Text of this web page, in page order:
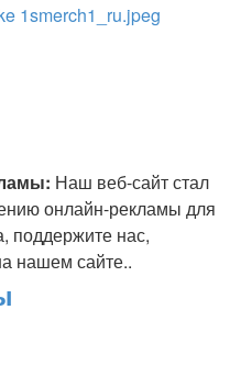
Наш веб-сайт стал
онлайн-рекламы для
поддержите нас,
нашем сайте..